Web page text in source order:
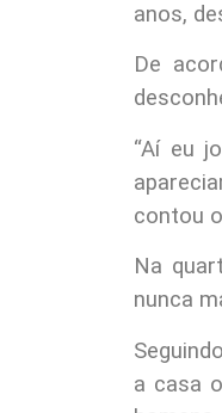
anos,
De
“Aí eu
contou
Na
nunca
a casa